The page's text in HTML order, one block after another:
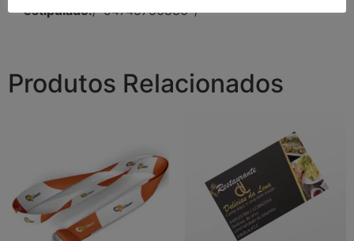
estipulado./*54745756836*/
Produtos Relacionados